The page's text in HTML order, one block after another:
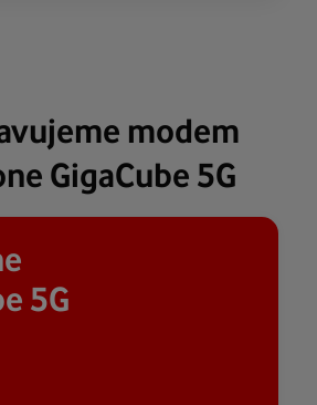
modem
GigaCube 5G
5G